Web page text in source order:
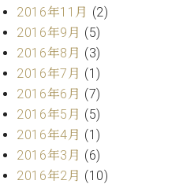
2016年11月 (2)
2016年9月 (5)
2016年8月 (3)
2016年7月 (1)
2016年6月 (7)
2016年5月 (5)
2016年4月 (1)
2016年3月 (6)
2016年2月 (10)